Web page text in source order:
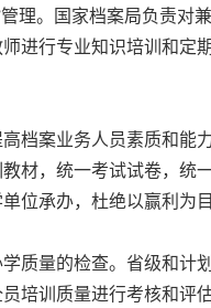
理。国家档案局负责对
进行专业知识培训和定
档案业务人员素质和能
材，统一考试试卷，统一
位承办，杜绝以赢利为
质量的检查。省级和计
培训质量进行考核和评